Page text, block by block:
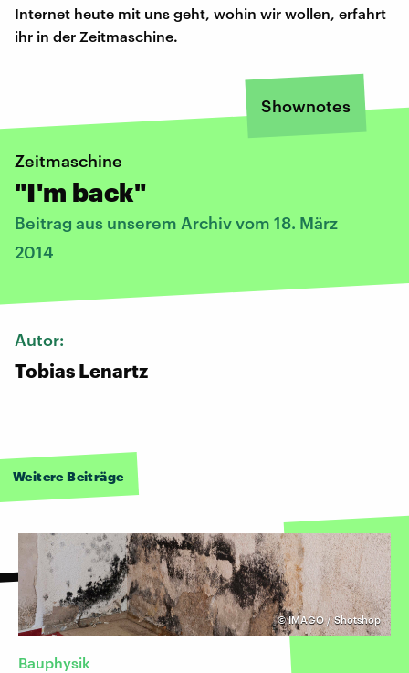
Internet heute mit uns geht, wohin wir wollen, erfahrt
ihr in der Zeitmaschine.
Shownotes
Zeitmaschine
"I'm back"
Beitrag aus unserem Archiv vom 18. März
2014
Autor:
Tobias Lenartz
Weitere Beiträge
©IMAGO / Shotshop
Bauphysik